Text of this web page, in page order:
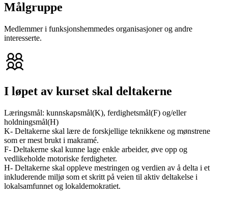
Målgruppe
Medlemmer i funksjonshemmedes organisasjoner og andre
interesserte.
I løpet av kurset skal deltakerne
Læringsmål: kunnskapsmål(K), ferdighetsmål(F) og/eller
holdningsmål(H)
K- Deltakerne skal lære de forskjellige teknikkene og mønstrene
som er mest brukt i makramé.
F- Deltakerne skal kunne lage enkle arbeider, øve opp og
vedlikeholde motoriske ferdigheter.
H- Deltakerne skal oppleve mestringen og verdien av å delta i et
inkluderende miljø som et skritt på veien til aktiv deltakelse i
lokalsamfunnet og lokaldemokratiet.